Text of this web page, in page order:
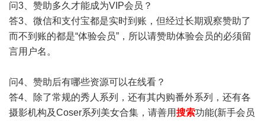
问3、赞助多久才能成为VIP会员？
答3、微信和支付宝都是实时到账，但经过长期观察赞助了
而不到账的都是“体验会员”，所以请赞助体验会员的必须留
言用户名。
问4、赞助后有哪些资源可以在线看？
答4、除了常规的秀人系列，还有其内购番外系列，还有各
摄影机构及Coser系列美女合集，请善用搜索功能(新手会员